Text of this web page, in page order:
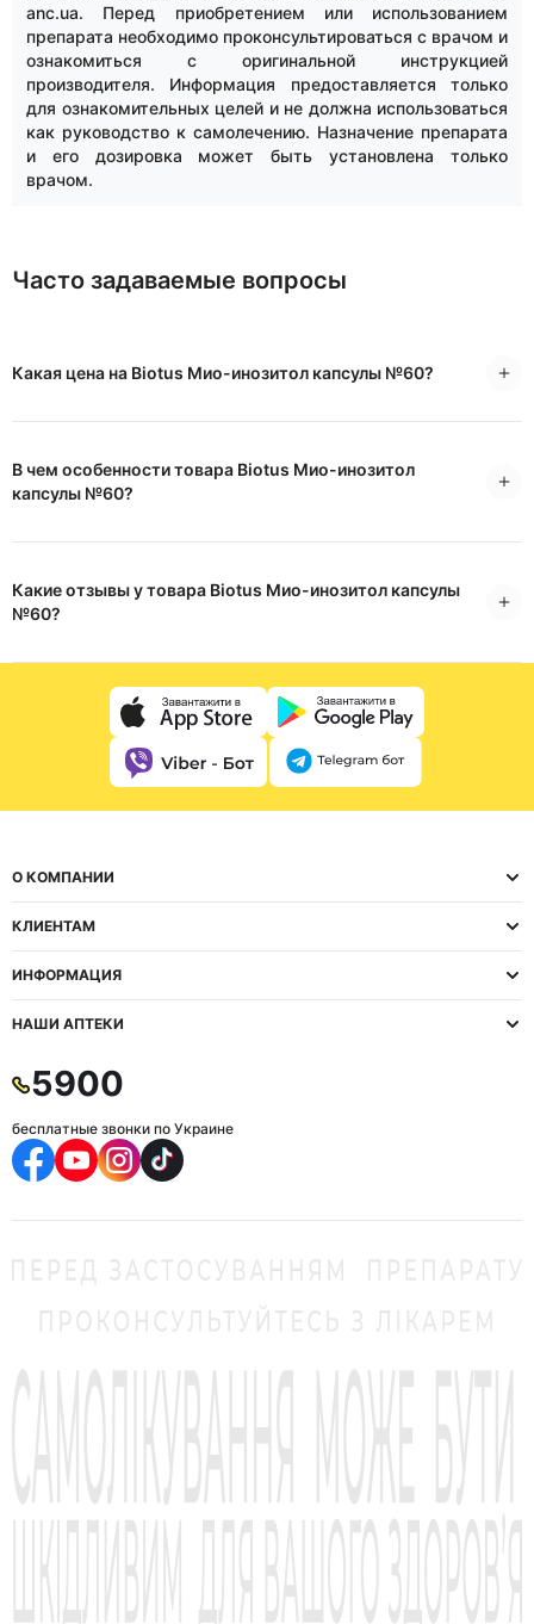
anc.ua. Перед приобретением или использованием
препарата необходимо проконсультироваться с врачом и
ознакомиться с оригинальной инструкцией
производителя. Информация предоставляется только
для ознакомительных целей и не должна использоваться
как руководство к самолечению. Назначение препарата
и его дозировка может быть установлена только
врачом.
Часто задаваемые вопросы
Какая цена на Biotus Мио-инозитол капсулы №60?
В чем особенности товара Biotus Мио-инозитол
капсулы №60?
Какие отзывы у товара Biotus Мио-инозитол капсулы
№60?
О КОМПАНИИ
КЛИЕНТАМ
ИНФОРМАЦИЯ
НАШИ АПТЕКИ
5900
бесплатные звонки по Украине